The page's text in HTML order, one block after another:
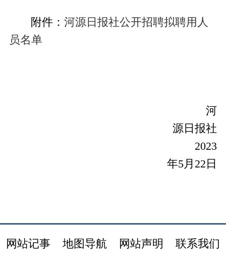
附件： 河源日报社公开招聘拟聘用人
员名单
河
源日报社
2023
年5月22日
网站记事 地图导航 网站声明 联系我们